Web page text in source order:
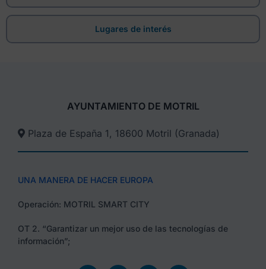
Lugares de interés
AYUNTAMIENTO DE MOTRIL
Plaza de España 1, 18600 Motril (Granada)​
UNA MANERA DE HACER EUROPA
Operación: MOTRIL SMART CITY
OT 2. “Garantizar un mejor uso de las tecnologías de
información”;